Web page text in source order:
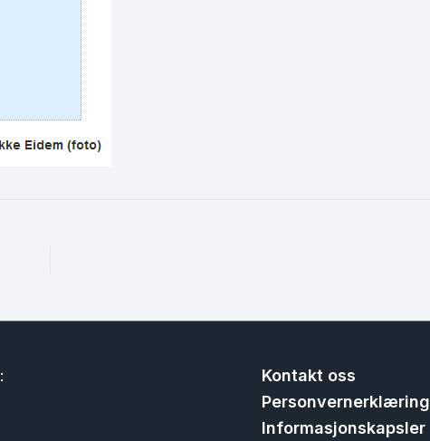
:
Kontakt oss
Personvernerklæring
Informasjonskapsler